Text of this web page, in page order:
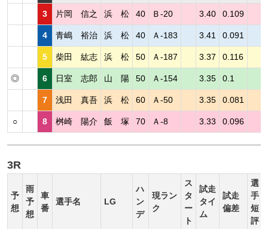
3 片岡 信之 浜 松 40 Ｂ-20 3.40 0.109
4 青嶋 裕治 浜 松 40 Ａ-183 3.41 0.091
5 柴田 紘志 浜 松 50 Ａ-187 3.37 0.116
◎ 6 日室 志郎 山 陽 50 Ａ-154 3.35 0.1
7 浅田 真吾 浜 松 60 Ａ-50 3.35 0.081
○ 8 桝崎 陽介 飯 塚 70 Ａ-8 3.33 0.096
3R
予
想
雨
予
想
車
番
選手名 LG
ハ
ン
デ
現ラン
ク
ス
タ
ー
ト
試走
タイ
ム
試走
偏差
選
手
短
評